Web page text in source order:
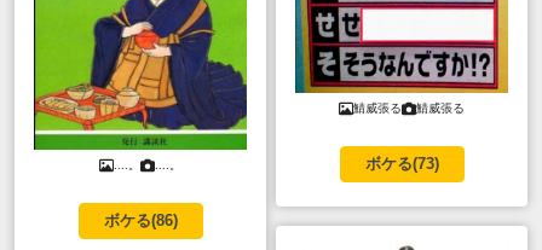
ボケる(86)
鯖威張る 鯖威張る
ボケる(73)